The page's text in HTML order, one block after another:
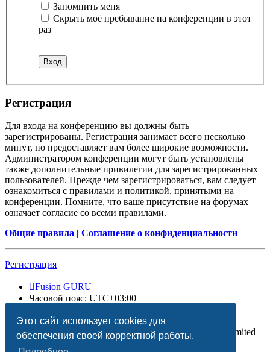
Этот сайт использует cookies для
обеспечения своей корректной работы.
Запомнить меня
Скрыть моё пребывание на конференции в этот
раз
Регистрация
Для входа на конференцию вы должны быть
зарегистрированы. Регистрация занимает всего несколько
минут, но предоставляет вам более широкие возможности.
Администратором конференции могут быть установлены
также дополнительные привилегии для зарегистрированных
пользователей. Прежде чем зарегистрироваться, вам следует
ознакомиться с правилами и политикой, принятыми на
конференции. Помните, что ваше присутствие на форумах
означает согласие со всеми правилами.
Общие правила | Соглашение о конфиденциальности
Регистрация
Fusion GURU
Часовой пояс: UTC+03:00
Создано на основеphpBB® Forum Software © phpBB Limited